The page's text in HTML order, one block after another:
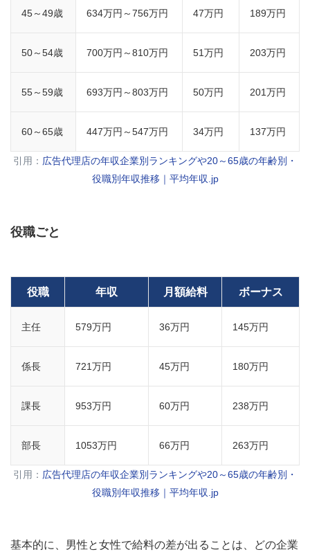
45～49歳 634万円～756万円 47万円 189万円
50～54歳 700万円～810万円 51万円 203万円
55～59歳 693万円～803万円 50万円 201万円
60～65歳 447万円～547万円 34万円 137万円
引用： 広告代理店の年収企業別ランキングや20～65歳の年齢別・
役職別年収推移｜平均年収.jp
役職ごと
役職 年収 月額給料 ボーナス
主任 579万円 36万円 145万円
係長 721万円 45万円 180万円
課長 953万円 60万円 238万円
部長 1053万円 66万円 263万円
引用： 広告代理店の年収企業別ランキングや20～65歳の年齢別・
役職別年収推移｜平均年収.jp
基本的に、男性と女性で給料の差が出ることは、どの企業